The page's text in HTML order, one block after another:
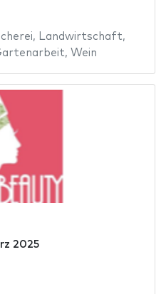
, Landwirtschaft,
, Wein
2025